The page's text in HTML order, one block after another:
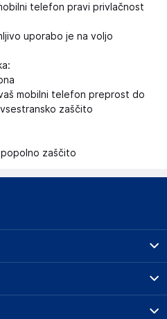
telefon pravi privlačnost
uporabo je na voljo
mobilni telefon preprost do
zaščito
zaščito